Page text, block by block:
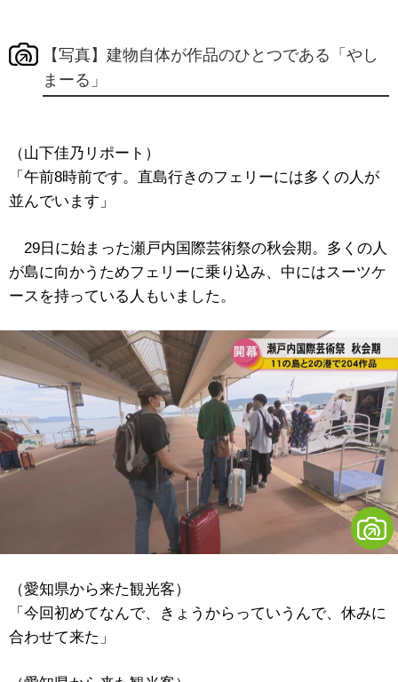
【写真】建物自体が作品のひとつである「やし
まーる」
（山下佳乃リポート）
「午前8時前です。直島行きのフェリーには多くの人が
並んでいます」
29日に始まった瀬戸内国際芸術祭の秋会期。多くの人
が島に向かうためフェリーに乗り込み、中にはスーツケ
ースを持っている人もいました。
（愛知県から来た観光客）
「今回初めてなんで、きょうからっていうんで、休みに
合わせて来た」